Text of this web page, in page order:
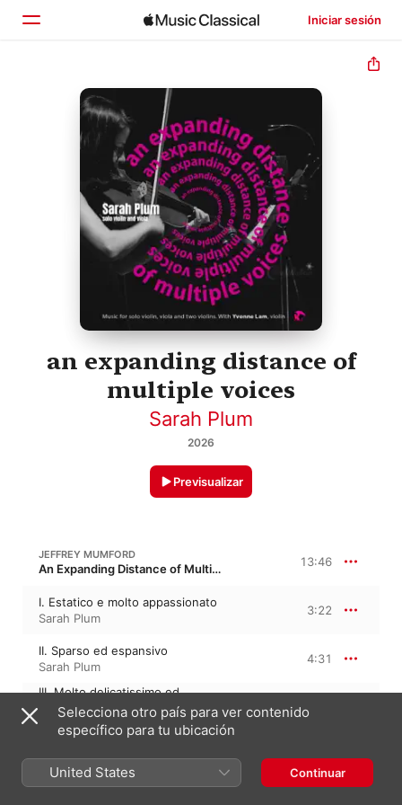
Iniciar sesión
Inicio
Explorar
an expanding distance of
multiple voices
Sarah Plum
2026
Previsualizar
JEFFREY MUMFORD
An Expanding Distance of Multiple Voices 13:46
I. Estatico e molto appassionato
Sarah Plum
3:22
II. Sparso ed espansivo
Sarah Plum
4:31
III. Molto delicatissimo ed
etereo
Sarah Plum
1:04
Sarah Plum
2:30
Selecciona otro país para ver contenido
específico para tu ubicación
United States Continuar